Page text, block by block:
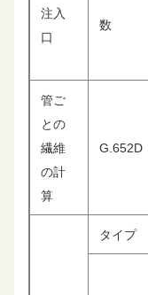
注入
口
数
管ご
との
繊維
の計
算
G.652D
タイプ